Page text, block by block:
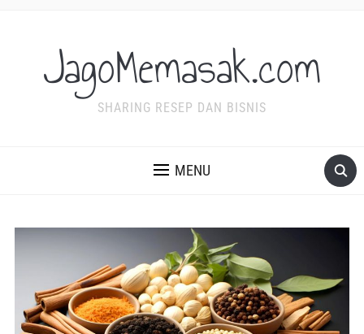
JagoMemasak.com
SHARING RESEP DAN BISNIS
MENU